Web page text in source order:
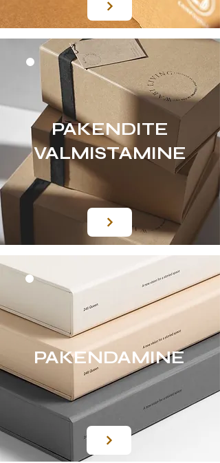
PAKENDITE
VALMISTAMINE
PAKENDAMINE